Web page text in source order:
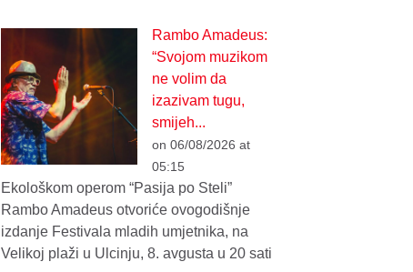
Rambo Amadeus:
“Svojom muzikom
ne volim da
izazivam tugu,
smijeh...
on 06/08/2026 at
05:15
Ekološkom operom “Pasija po Steli”
Rambo Amadeus otvoriće ovogodišnje
izdanje Festivala mladih umjetnika, na
Velikoj plaži u Ulcinju, 8. avgusta u 20 sati